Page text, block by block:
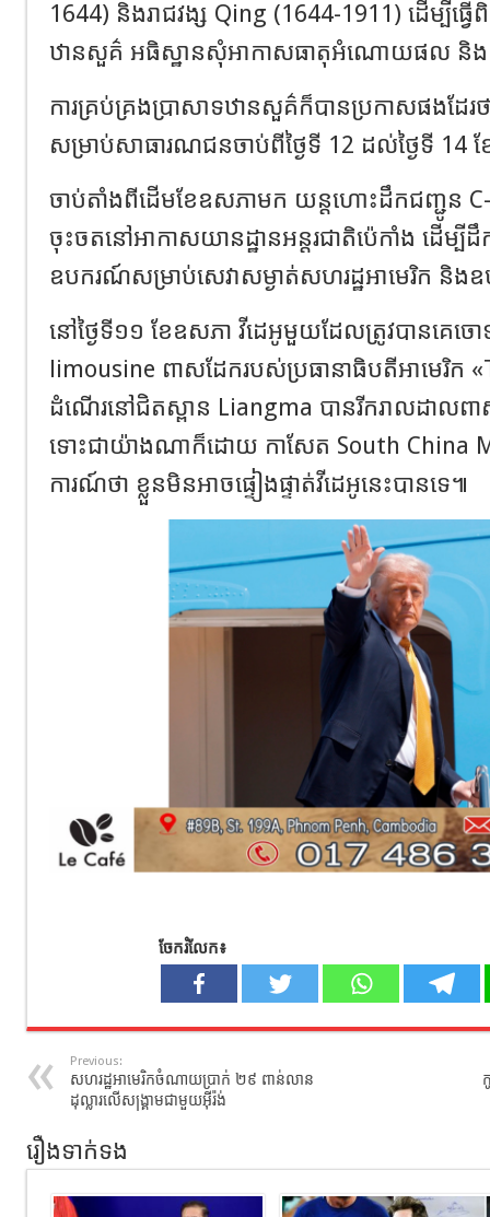
1644) និងរាជវង្ស Qing (1644-1911) ដើម្បីធ្វ
ឋានសួគ៌ អធិស្ឋានសុំអាកាសធាតុអំណោយផល និង
ការគ្រប់គ្រងប្រាសាទឋានសួគ៌ក៏បានប្រកាសផងដែរ
សម្រាប់សាធារណជនចាប់ពីថ្ងៃទី 12 ដល់ថ្ងៃទី 14
ចាប់តាំងពីដើមខែឧសភាមក យន្តហោះដឹកជញ្ជូន C-
ចុះចតនៅអាកាសយានដ្ឋានអន្តរជាតិប៉េកាំង ដើ
ឧបករណ៍សម្រាប់សេវាសម្ងាត់សហរដ្ឋអាមេរិក និ
នៅថ្ងៃទី១១ ខែឧសភា វីដេអូមួយដែលត្រូវបានគេចោ
limousine ពាសដែករបស់ប្រធានាធិបតីអាមេរិក
ដំណើរនៅជិតស្ពាន Liangma បានរីករាលដាល
ទោះជាយ៉ាងណាក៏ដោយ កាសែត South China
ការណ៍ថា ខ្លួនមិនអាចផ្ទៀងផ្ទាត់វីដេអូនេះបានទេ៕
ចែករំលែក៖
Previous:
សហរដ្ឋអាមេរិកចំណាយប្រាក់ ២៩ ពាន់លាន
ដុល្លារលើសង្គ្រាមជាមួយអ៊ីរ៉ង់
រឿងទាក់ទង